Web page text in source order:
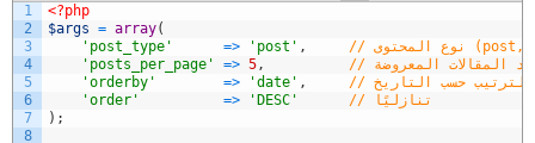
1
2
3
4
5
6
7
8
<?php
$args = array(
'post_type'
=> 'post' ,
'posts_per_page'
=> 5 ,
عدد المقالات المعروضة
'orderby'
=> 'date' ,
// الترتيب حسب التاريخ
'order'
=> 'DESC'
// تنازليًا
) ;